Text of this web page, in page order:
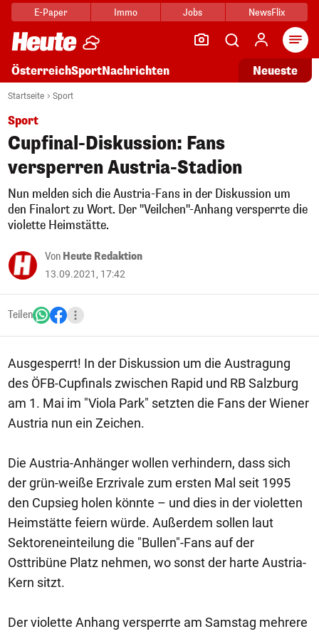
E-Paper Immo Jobs NewsFlix
ÖsterreichSportNachrichten Neueste
Startseite Sport
Sport
Cupfinal-Diskussion: Fans
versperren Austria-Stadion
Nun melden sich die Austria-Fans in der Diskussion um
den Finalort zu Wort. Der "Veilchen"-Anhang versperrte die
violette Heimstätte.
Von Heute Redaktion
13.09.2021, 17:42
Teilen
Ausgesperrt! In der Diskussion um die Austragung
des ÖFB-Cupfinals zwischen Rapid und RB Salzburg
am 1. Mai im "Viola Park" setzten die Fans der Wiener
Austria nun ein Zeichen.
Die Austria-Anhänger wollen verhindern, dass sich
der grün-weiße Erzrivale zum ersten Mal seit 1995
den Cupsieg holen könnte – und dies in der violetten
Heimstätte feiern würde. Außerdem sollen laut
Sektoreneinteilung die "Bullen"-Fans auf der
Osttribüne Platz nehmen, wo sonst der harte Austria-
Kern sitzt.
Der violette Anhang versperrte am Samstag mehrere